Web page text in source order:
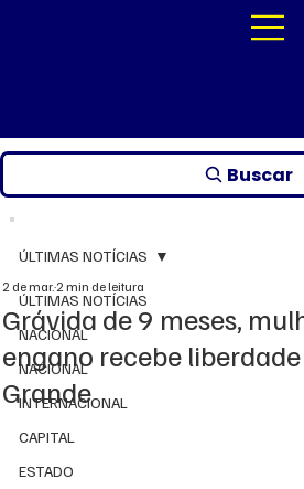
Buscar
ÚLTIMAS NOTÍCIAS
NACIONAL
NACIONAL
INTERNACIONAL
CAPITAL
ESTADO
ÚLTIMAS NOTÍCIAS
Grávida de 9 meses,
engano recebe
Grande
2 de mar.2 min de leitura